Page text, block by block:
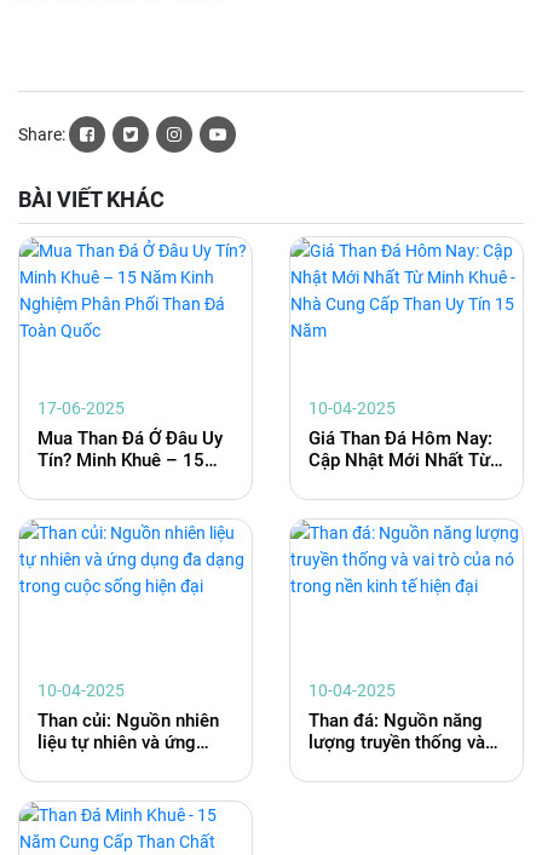
Share:
BÀI VIẾT KHÁC
17-06-2025
Mua Than Đá Ở Đâu Uy
Tín? Minh Khuê – 15
Phối Than Đá Toàn
Quốc
10-04-2025
Giá Than Đá Hôm Nay:
Cập Nhật Mới Nhất Từ
Cấp Than Uy Tín 15
Năm
10-04-2025
Than củi: Nguồn nhiên
liệu tự nhiên và ứng
cuộc sống hiện đại
10-04-2025
Than đá: Nguồn năng
lượng truyền thống và
kinh tế hiện đại